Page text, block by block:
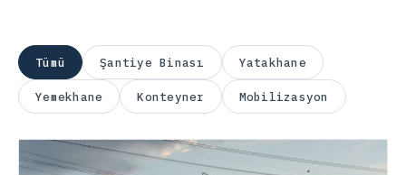
Tümü Şantiye Binası Yatakhane
Yemekhane Konteyner Mobilizasyon